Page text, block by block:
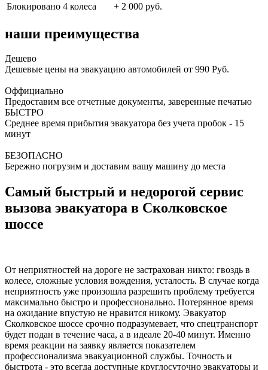
Блокировано 4 колеса
+ 2 000 руб.
наши преимущества
Дешево
Дешевые цены на эвакуацию автомобилей от 990 Руб.
Оффициально
Предоставим все отчетные документы, заверенные печатью
БЫСТРО
Среднее время прибытия эвакуатора без учета пробок - 15
минут
БЕЗОПАСНО
Бережно погрузим и доставим вашу машину до места
Самый быстрый и недорогой сервис
вызова эвакуатора в Сколковское
шоссе
От неприятностей на дороге не застрахован никто: гвоздь в
колесе, сложные условия вождения, усталость. В случае когда
неприятность уже произошла разрешить проблему требуется
максимально быстро и профессионально. Потерянное время
на ожидание впустую не нравится никому. Эвакуатор
Сколковское шоссе срочно подразумевает, что спецтранспорт
будет подан в течение часа, а в идеале 20-40 минут. Именно
время реакции на заявку является показателем
профессионализма эвакуационной службы. Точность и
быстрота - это всегда доступные круглосуточно эвакуаторы и